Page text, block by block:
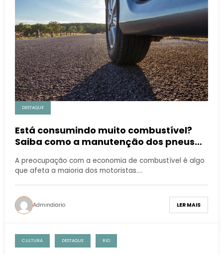
DESTAQUE
Está consumindo muito combustível?
Saiba como a manutenção dos pneus
A preocupação com a economia de combustível é algo
que afeta a maioria dos motoristas.…
Admindiario LER MAIS
CULTURA DESTAQUE RIO